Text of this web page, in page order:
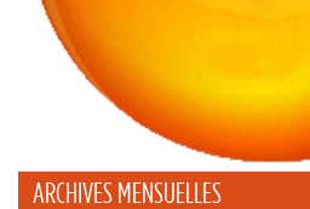
ARCHIVES MENSUELLES